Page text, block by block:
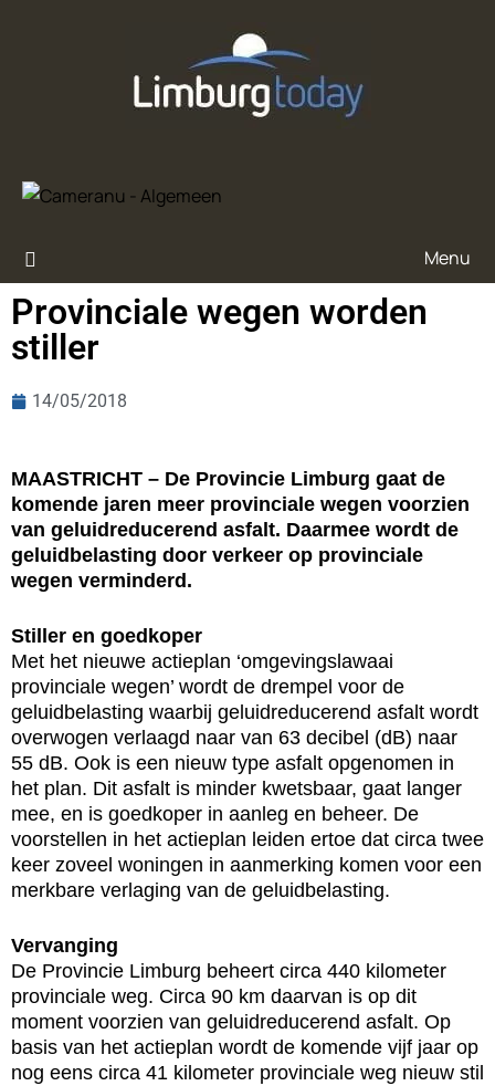
Menu
Pro­vin­ci­a­le we­gen wor­den
stil­ler
14/05/2018
MAASTRICHT – De Provincie Limburg gaat de
komende jaren meer provinciale wegen voorzien
van geluidreducerend asfalt. Daarmee wordt de
geluidbelasting door verkeer op provinciale
wegen verminderd.
Stiller en goedkoper
Met het nieuwe actieplan ‘omgevingslawaai
provinciale wegen’ wordt de drempel voor de
geluidbelasting waarbij geluidreducerend asfalt wordt
overwogen verlaagd naar van 63 decibel (dB) naar
55 dB. Ook is een nieuw type asfalt opgenomen in
het plan. Dit asfalt is minder kwetsbaar, gaat langer
mee, en is goedkoper in aanleg en beheer. De
voorstellen in het actieplan leiden ertoe dat circa twee
keer zoveel woningen in aanmerking komen voor een
merkbare verlaging van de geluidbelasting.
Vervanging
De Provincie Limburg beheert circa 440 kilometer
provinciale weg. Circa 90 km daarvan is op dit
moment voorzien van geluidreducerend asfalt. Op
basis van het actieplan wordt de komende vijf jaar op
nog eens circa 41 kilometer provinciale weg nieuw stil